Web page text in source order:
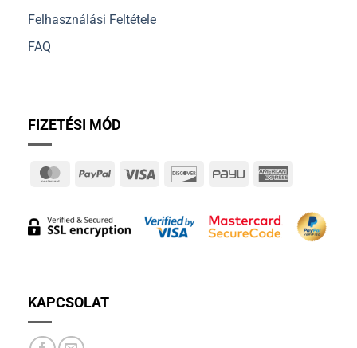
Felhasználási Feltétele
FAQ
FIZETÉSI MÓD
MasterCardPayPal Visa DiscoverPayU
KAPCSOLAT